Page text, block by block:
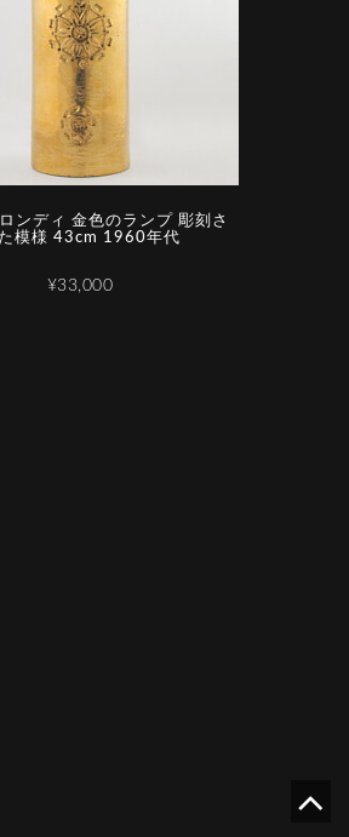
ンディ 金色のランプ 彫刻さ
模様 43cm 1960年代
¥33,000